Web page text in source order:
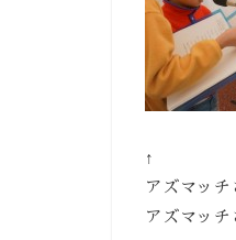
↑
アズマッ
アズマッ